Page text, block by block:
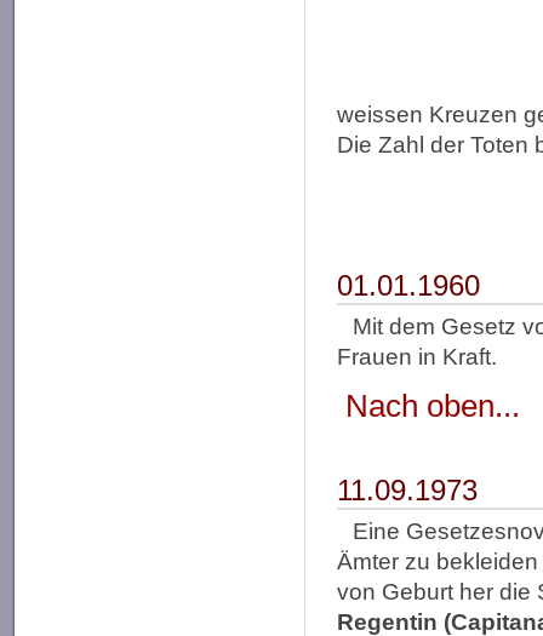
weissen Kreuzen
Die Zahl der Toten
01.01.1960
Mit dem Gesetz
Frauen in Kraft.
Nach oben...
11.09.1973
Eine
Ämter zu
von Geburt her die
Regentin